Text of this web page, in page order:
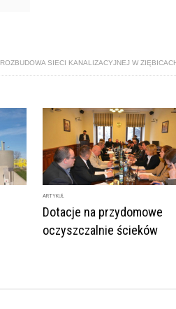
ROZBUDOWA SIECI KANALIZACYJNEJ W
ARTYKUŁ
Dotacje na przydomowe
oczyszczalnie ścieków